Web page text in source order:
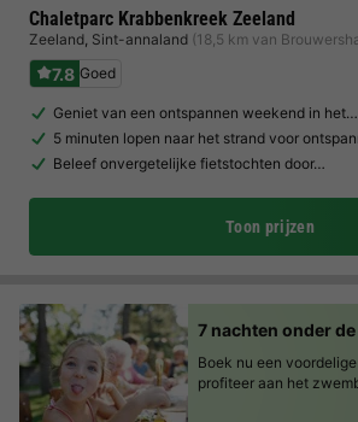
Chaletparc Krabbenkreek Zeeland
Zeeland, Sint-annaland (18,5 km van
7.8 Goed
Geniet van een ontspannen weekend in het…
5 minuten lopen naar het strand voor
Beleef onvergetelijke fietstochten door…
Toon prijzen
7 nachten onder
Boek nu een
profiteer aan het